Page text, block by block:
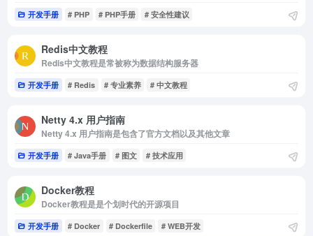
开发手册 # PHP # PHP手册 # 安全性建议
Redis中文教程
Redis中文教程是常被称为数据结构服务器
开发手册 # Redis # 专业素养 # 中文教程
Netty 4.x 用户指南
Netty 4.x 用户指南是包含了官方文档以及其他文章
开发手册 # Java手册 # 图文 # 技术应用
Docker教程
Docker教程是是个划时代的开源项目
开发手册 # Docker # Dockerfile # WEB开发